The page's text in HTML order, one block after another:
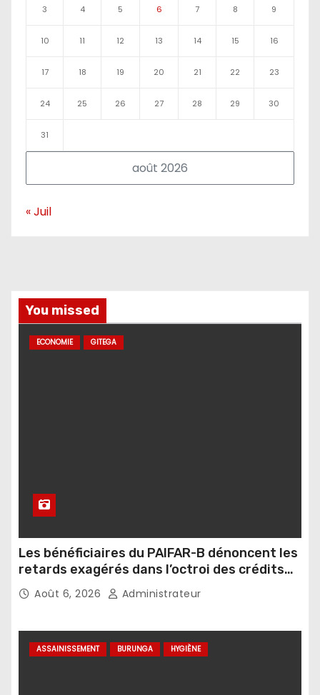
août 2026
3 4 5 6 7 8 9
10 11 12 13 14 15 16
17 18 19 20 21 22 23
24 25 26 27 28 29 30
31
« Juil
You missed
ECONOMIE GITEGA
Les bénéficiaires du PAIFAR-B dénoncent les
retards exagérés dans l’octroi des crédits
agricoles
Août 6, 2026 Administrateur
ASSAINISSEMENT BURUNGA HYGIÈNE